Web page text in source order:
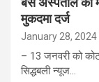
मुकदमा दर्ज
January 28, 2024
– 13 जनवरी को
सिद्धबली न्यूज…